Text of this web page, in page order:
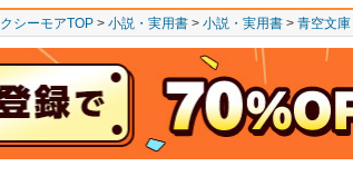
シーモアTOP 小説・実用書 小説・実用書 青空文庫